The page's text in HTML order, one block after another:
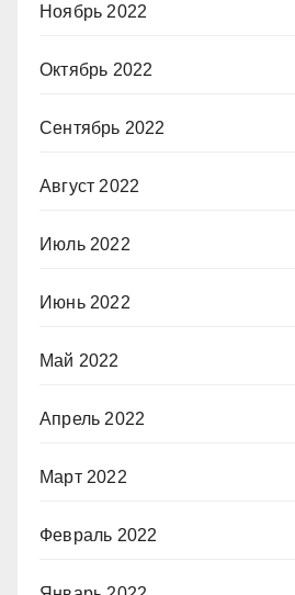
Ноябрь 2022
Октябрь 2022
Сентябрь 2022
Август 2022
Июль 2022
Июнь 2022
Май 2022
Апрель 2022
Март 2022
Февраль 2022